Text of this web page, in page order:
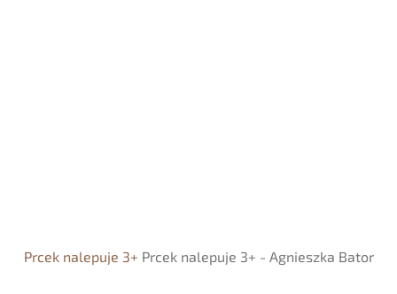
Prcek nalepuje 3+ Prcek nalepuje 3+ - Agnieszka Bator